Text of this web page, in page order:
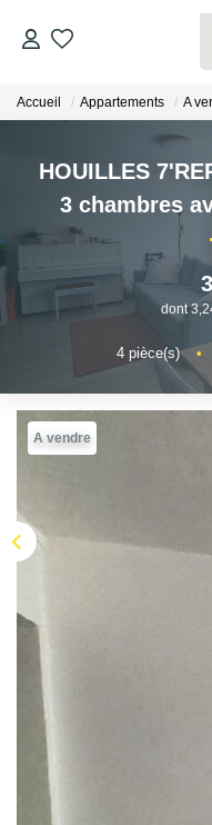
AFR
AFR
Accueil Appartements A
HOUILLES
3 chambres
dont
4 pièce(s) •
A vendre
Description